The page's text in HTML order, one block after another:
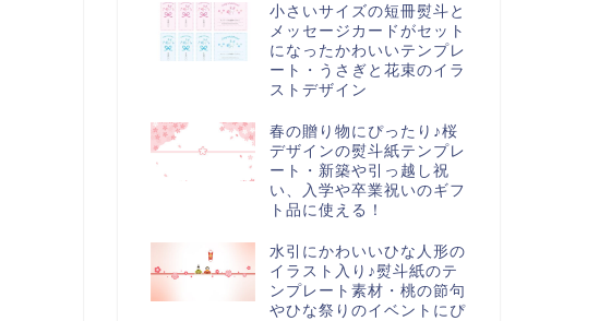
小さいサイズの短冊熨斗と
メッセージカードがセット
になったかわいいテンプレ
ート・うさぎと花束のイラ
ストデザイン
春の贈り物にぴったり♪桜
デザインの熨斗紙テンプレ
ート・新築や引っ越し祝
い、入学や卒業祝いのギフ
ト品に使える！
水引にかわいいひな人形の
イラスト入り♪熨斗紙のテ
ンプレート素材・桃の節句
やひな祭りのイベントにぴ